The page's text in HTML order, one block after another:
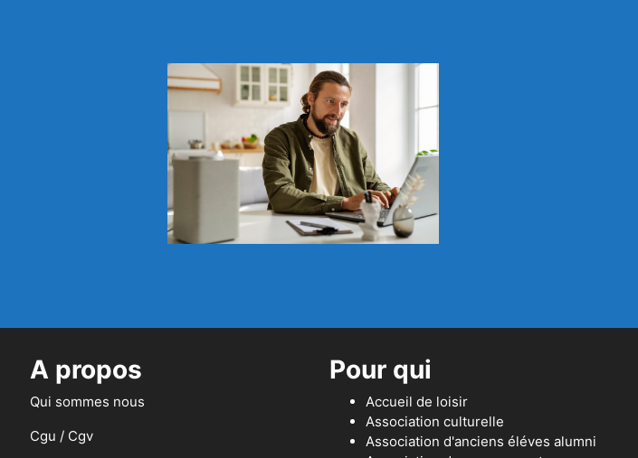
A propos
Qui sommes nous
Cgu / Cgv
Pour qui
Accueil de loisir
Association culturelle
Association d'anciens éléves alumni